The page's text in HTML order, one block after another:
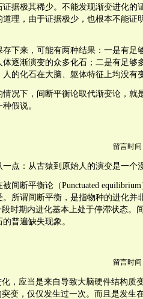
据极其稀少。不能发现渐变进化的
理，由于证据极少，也根本不能证
下来，可能有两种结果：一是有足
逐渐演变的众多化石；二是有足够
的化石在大脑、躯体特征上均没有
情况下，间断平衡论取代渐变论，就
假说。
留言时间
一点：从古猿到原始人的演变是一个
间断平衡论（Punctuated
所谓间断平衡，是指物种的进化并
段时期内进化基本上处于停滞状态。
普遍缺失现象。
留言时间
化，应当是来自导致大脑硬件结构质
变，仅仅发生过一次。而且是发生